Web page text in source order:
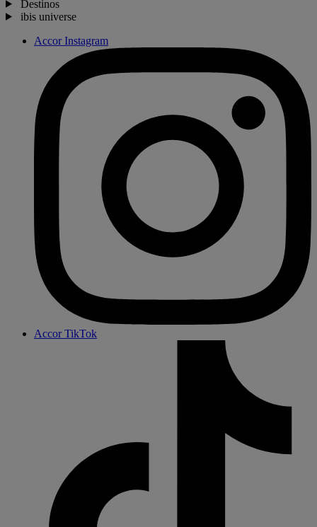
Destinos
ibis universe
Accor Instagram
Accor TikTok